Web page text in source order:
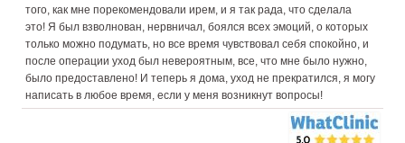
того, как мне порекомендовали ирем, и я так рада, что сделала
это! Я был взволнован, нервничал, боялся всех эмоций, о которых
только можно подумать, но все время чувствовал себя спокойно, и
после операции уход был невероятным, все, что мне было нужно,
было предоставлено! И теперь я дома, уход не прекратился, я могу
написать в любое время, если у меня возникнут вопросы!